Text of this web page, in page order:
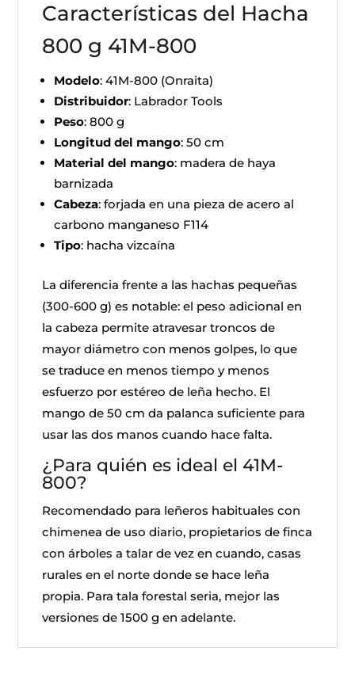
Características del Hacha
800 g 41M-800
Modelo: 41M-800 (Onraita)
Distribuidor: Labrador Tools
Peso: 800 g
Longitud del mango: 50 cm
Material del mango: madera de haya
barnizada
Cabeza: forjada en una pieza de acero al
carbono manganeso F114
Tipo: hacha vizcaína
La diferencia frente a las hachas pequeñas
(300-600 g) es notable: el peso adicional en
la cabeza permite atravesar troncos de
mayor diámetro con menos golpes, lo que
se traduce en menos tiempo y menos
esfuerzo por estéreo de leña hecho. El
mango de 50 cm da palanca suficiente para
usar las dos manos cuando hace falta.
¿Para quién es ideal el 41M-
800?
Recomendado para leñeros habituales con
chimenea de uso diario, propietarios de finca
con árboles a talar de vez en cuando, casas
rurales en el norte donde se hace leña
propia. Para tala forestal seria, mejor las
versiones de 1500 g en adelante.